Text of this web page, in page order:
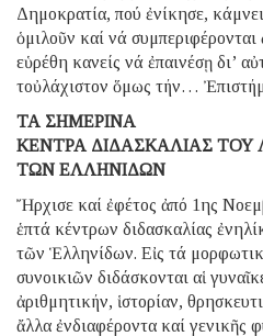
Δημοκρατία, πού ἐνίκησε,
ὁμιλοῦν καί νά
εὑρέθη κανείς νά ἐπαινέσῃ δι’
τοὐλάχιστον ὅμως τήν…
ΤΑ ΣΗΜΕΡΙΝΑ
ΚΕΝΤΡΑ ΔΙΔΑΣΚΑΛΙΑΣ ΤΟΥ
ΤΩΝ ΕΛΛΗΝΙΔΩΝ
Ἤρχισε καί ἐφέτος ἀπό 1ης
ἑπτά κέντρων διδασκαλίας
τῶν Ἑλληνίδων. Εἰς τά
συνοικιῶν διδάσκονται αἱ
ἀριθμητικήν, ἱστορίαν,
ἄλλα ἐνδιαφέροντα καί γενικῆς